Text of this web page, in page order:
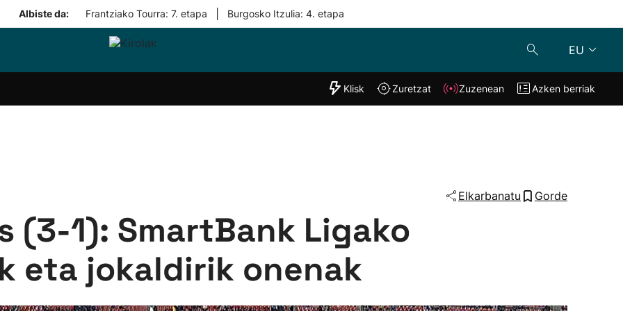
Albiste da: Frantziako Tourra: 7. etapa Burgosko Itzulia: 4. etapa
EU
Taldeak
"Helmuga"
Klisk Zuzenean
Klisk Zuretzat Zuzenean Azken berriak
Elkarbanatu Gorde
(3-1): SmartBank Ligako
eta jokaldirik onenak